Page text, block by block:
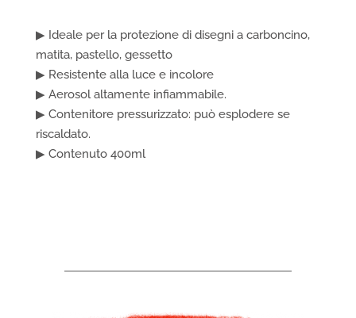
▶ Ideale per la protezione di disegni a carboncino,
matita, pastello, gessetto
▶ Resistente alla luce e incolore
▶ Aerosol altamente infiammabile.
▶ Contenitore pressurizzato: può esplodere se
riscaldato.
▶ Contenuto 400ml